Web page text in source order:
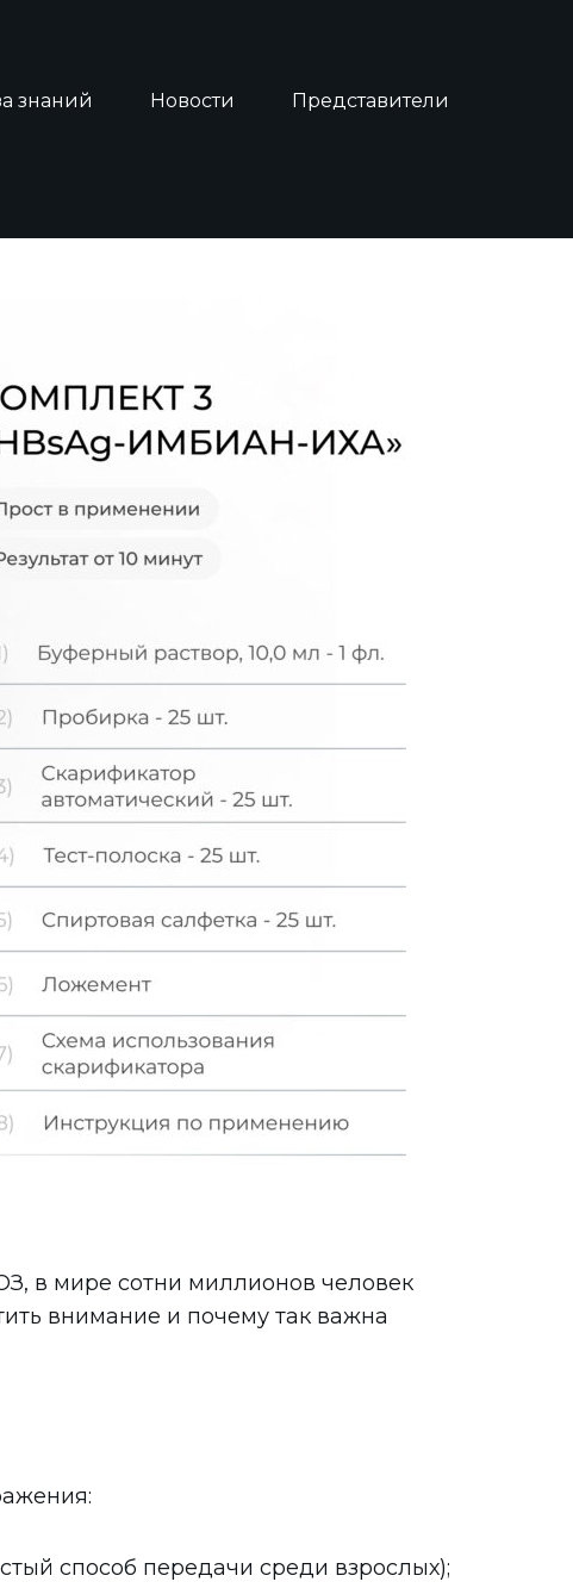
знаний Новости
Представители
в мире сотни миллионов человек
внимание и почему так важна
способ передачи среди взрослых);